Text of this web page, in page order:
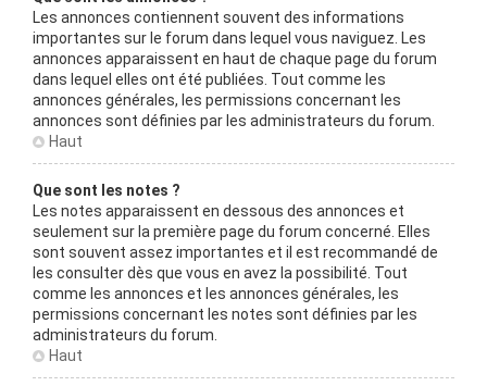
Les annonces contiennent souvent des informations
importantes sur le forum dans lequel vous naviguez. Les
annonces apparaissent en haut de chaque page du forum
dans lequel elles ont été publiées. Tout comme les
annonces générales, les permissions concernant les
annonces sont définies par les administrateurs du forum.
Haut
Que sont les notes ?
Les notes apparaissent en dessous des annonces et
seulement sur la première page du forum concerné. Elles
sont souvent assez importantes et il est recommandé de
les consulter dès que vous en avez la possibilité. Tout
comme les annonces et les annonces générales, les
permissions concernant les notes sont définies par les
administrateurs du forum.
Haut